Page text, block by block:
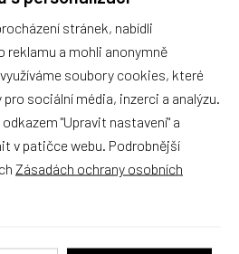
známe a rádi Vám poradíme
(Po–Pá, 10–17 hod).
Vás! Váš rodinný obchod
Dráček.cz
dotaz
a texty od zákazníků v poradně
stanoviska zákazníků. Provozovatel
stránek, nabídli
reklamu a mohli anonymně
soubory cookies, které
sociální média, inzerci a analýzu.
"Upravit nastavení" a
v patičce webu. Podrobnější
Zásadách ochrany osobních